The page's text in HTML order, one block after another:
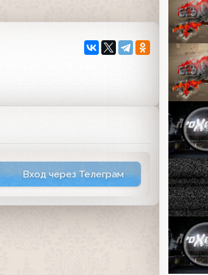
Вход через Телеграм